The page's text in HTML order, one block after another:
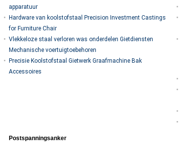
apparatuur
Hardware van koolstofstaal Precision Investment Castings
for Furniture Chair
Vlekkeloze staal verloren was onderdelen Gietdiensten
Mechanische voertuigtoebehoren
Precisie Koolstofstaal Gietwerk Graafmachine Bak
Accessoires
Postspanningsanker